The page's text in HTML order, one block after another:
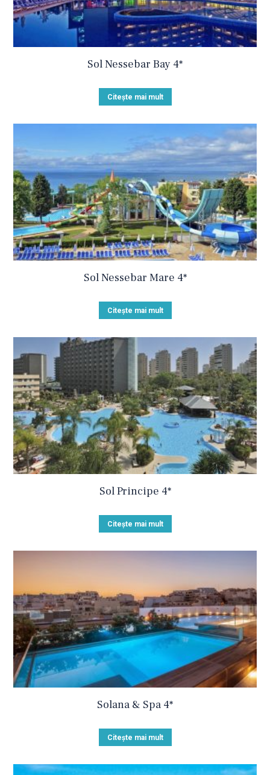
Sol Nessebar Bay 4*
Citește mai mult
Sol Nessebar Mare 4*
Citește mai mult
Sol Principe 4*
Citește mai mult
Solana & Spa 4*
Citește mai mult